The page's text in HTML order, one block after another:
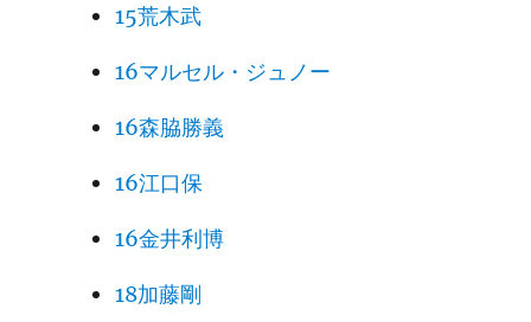
15荒木武
16マルセル・ジュノー
16森脇勝義
16江口保
16金井利博
18加藤剛